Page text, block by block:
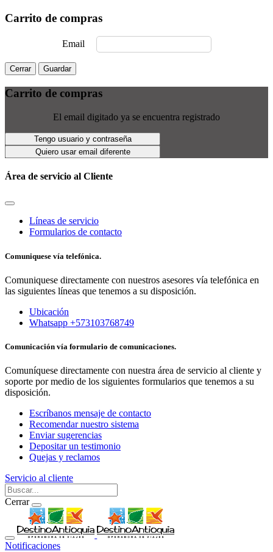
Carrito de compras
Email
Cerrar Guardar
Carrito de compras
El email digitado ya se encuentra registrado
Tengo usuario y contraseña
Quiero usar email diferente
Área de servicio al Cliente
Líneas de servicio
Formularios de contacto
Comuniquese vía telefónica.
Comuniquese directamente con nuestros asesores vía telefónica en
las siguientes líneas que tenemos a su disposición.
Ubicación
Whatsapp +573103768749
Comunicación vía formulario de comunicaciones.
Comuníquese directamente con nuestra área de servicio al cliente y
soporte por medio de los siguientes formularios que tenemos a su
disposición.
Escríbanos mensaje de contacto
Recomendar nuestro sistema
Enviar sugerencias
Depositar un testimonio
Quejas y reclamos
Servicio al cliente
Cerrar
Notificaciones